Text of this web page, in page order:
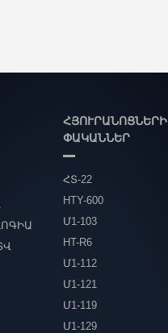
ՀՅՈՒՐԱՆՈՑՆԵՐԻ
ՓԱԿԱՆՆԵՐ
ՀՏ-22
HTY-600
Մ1-103
HT-R6
Մ1-112
Մ1-121
Մ1-119
Մ1-129